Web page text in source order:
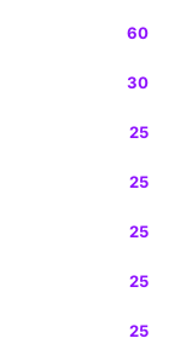
60
30
25
25
25
25
25